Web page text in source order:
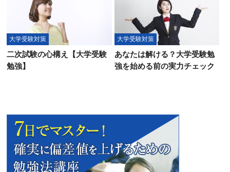
大学受験対策
二次試験の心構え【大学受験
勉強】
大学受験対策
あなたは解ける？大学受験勉
強を始める前の実力チェック